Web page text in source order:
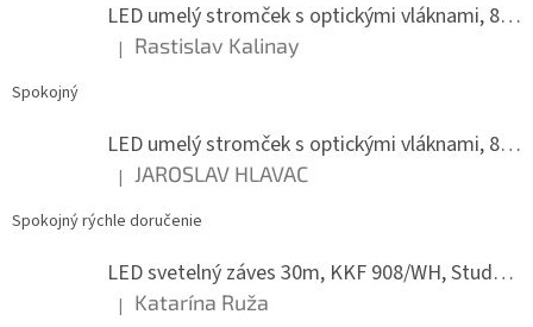
LED umelý stromček s optickými vláknami, 80 cm
Hodnotenie produktu je 5 z 5 hviezdičiek.
| Rastislav Kalinay
Spokojný
LED umelý stromček s optickými vláknami, 80 cm
Hodnotenie produktu je 5 z 5 hviezdičiek.
| JAROSLAV HLAVAC
Spokojný rýchle doručenie
LED svetelný záves 30m, KKF 908/WH, Studená biela
Hodnotenie produktu je 5 z 5 hviezdičiek.
| Katarína Ruža